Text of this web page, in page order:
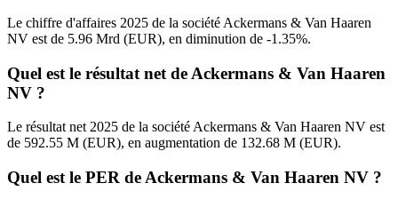
Le chiffre d'affaires 2025 de la société Ackermans & Van Haaren
NV est de 5.96 Mrd (EUR), en diminution de -1.35%.
Quel est le résultat net de Ackermans & Van Haaren
NV ?
Le résultat net 2025 de la société Ackermans & Van Haaren NV est
de 592.55 M (EUR), en augmentation de 132.68 M (EUR).
Quel est le PER de Ackermans & Van Haaren NV ?